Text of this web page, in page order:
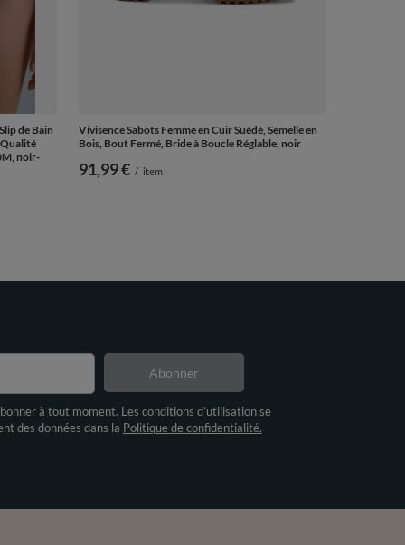
de Bain
Qualité
noir-
Vivisence Sabots Femme en Cuir Suédé, Semelle en
Bois, Bout Fermé, Bride à Boucle Réglable, noir
91,99 € / item
à tout moment. Les conditions d’utilisation se
des données dans la Politique de confidentialité.
Abonner